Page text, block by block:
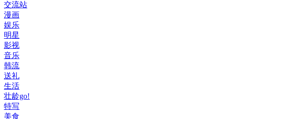
交流站
漫画
娱乐
明星
影视
音乐
韩流
送礼
生活
壮龄go!
特写
美食